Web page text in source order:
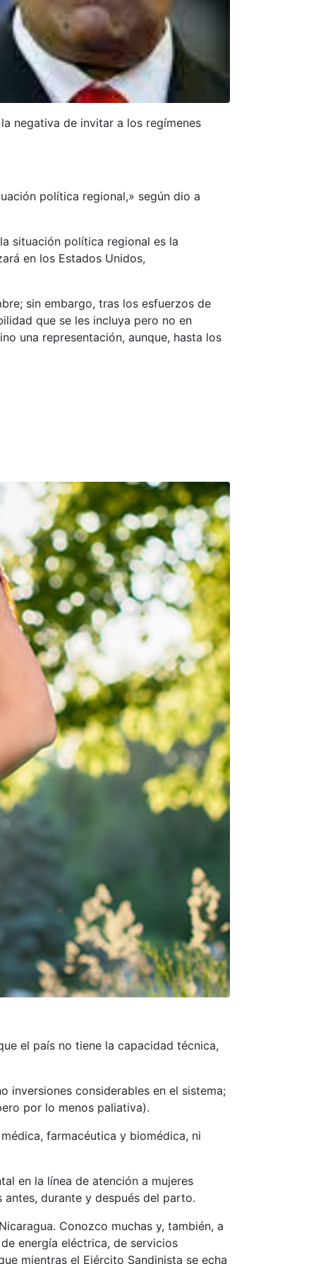
negativa de invitar a los regímenes
política regional,» según dio a
situación política regional es la
en los Estados Unidos,
sin embargo, tras los esfuerzos de
que se les incluya pero no en
una representación, aunque, hasta los
el país no tiene la capacidad técnica,
inversiones considerables en el sistema;
por lo menos paliativa).
farmacéutica y biomédica, ni
en la línea de atención a mujeres
durante y después del parto.
Conozco muchas y, también, a
energía eléctrica, de servicios
mientras el Ejército Sandinista se echa